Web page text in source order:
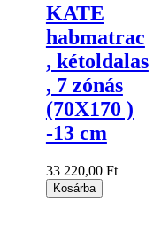
KATE
habmatrac
, kétoldalas
, 7 zónás
(70X170 )
-13 cm
33 220,00 Ft
Kosárba